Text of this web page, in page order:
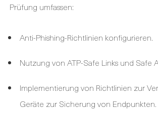
Prüfung umfassen:
Anti-Phishing-Richtlinien konfigurieren.
Nutzung von ATP-Safe Links und Safe
Implementierung von Richtlinien zur
Geräte zur Sicherung von Endpunkten.